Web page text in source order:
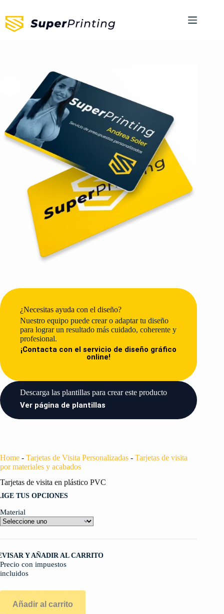
¿Necesitas ayuda con el diseño?
Nuestro equipo puede crear o adaptar tu diseño
para lograr un resultado más cuidado, coherente y
profesional.
¡Contacta con el servicio de diseño gráfico
online!
Descarga las plantillas para crear este producto​
Ver página de plantillas
Home - Tarjetas de Visita Personalizadas - Tarjetas de visita
por materiales y acabados
Tarjetas de visita en plástico PVC
TUS OPCIONES
Material
Y AÑADIR AL CARRITO
Precio con impuestos
incluidos
Añadir al carrito